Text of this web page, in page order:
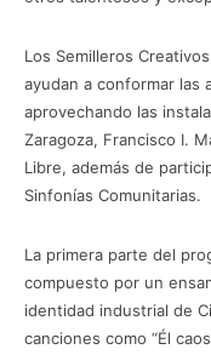
Los Semilleros
ayudan a conformar las
aprovechando las
Zaragoza, Francisco I.
Libre, además de
Sinfonías Comunitarias.
La primera parte del
compuesto por un
identidad industrial de
canciones como “Él